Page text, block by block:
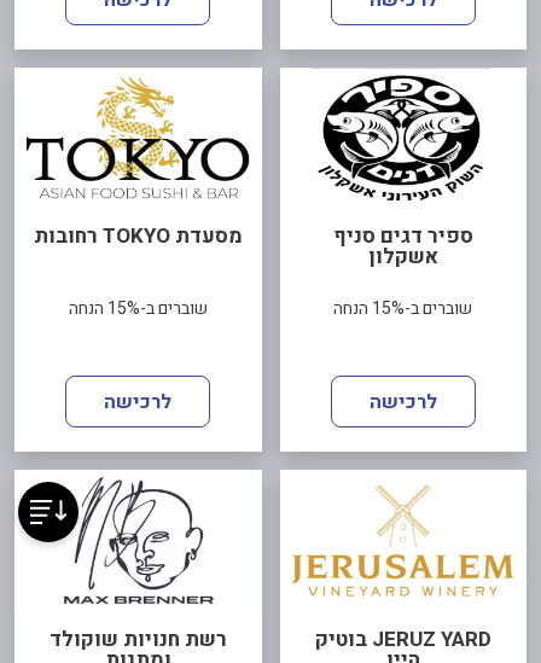
ספיר דגים סניף
אשקלון
שוברים ב-15% הנחה
לרכישה
מסעדת TOKYO רחובות
שוברים ב-15% הנחה
לרכישה
JERUZ YARD בוטיק רשת חנויות שוקולד